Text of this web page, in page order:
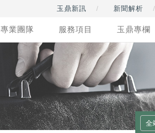
玉鼎新訊 新聞解析
專業團隊 服務項目 玉鼎專欄